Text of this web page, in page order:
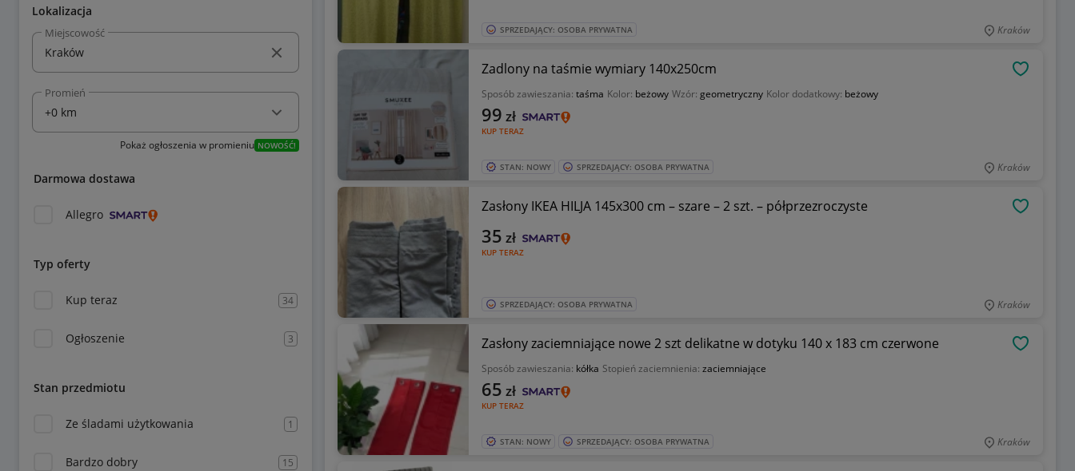
Lokalizacja
Miejscowość
Promień
Pokaż ogłoszenia w promieniu NOWOŚĆ!
Darmowa dostawa
Allegro
Typ oferty
Kup teraz 34
Ogłoszenie 3
Stan przedmiotu
Ze śladami użytkowania 1
Bardzo dobry 15
SPRZEDAJĄCY: OSOBA PRYWATNA Kraków
Zadlony na taśmie wymiary 140x250cm
Sposób zawieszania: taśma Kolor: beżowy Wzór: geometryczny Kolor dodatkowy: beżowy
KUP TERAZ
99 zł
STAN: NOWY SPRZEDAJĄCY: OSOBA PRYWATNA Kraków
Zasłony IKEA HILJA 145x300 cm – szare – 2 szt. – półprzezroczyste
KUP TERAZ
35 zł
SPRZEDAJĄCY: OSOBA PRYWATNA Kraków
Zasłony zaciemniające nowe 2 szt delikatne w dotyku 140 x 183 cm czerwone
Sposób zawieszania: kółka Stopień zaciemnienia: zaciemniające
KUP TERAZ
65 zł
STAN: NOWY SPRZEDAJĄCY: OSOBA PRYWATNA Kraków